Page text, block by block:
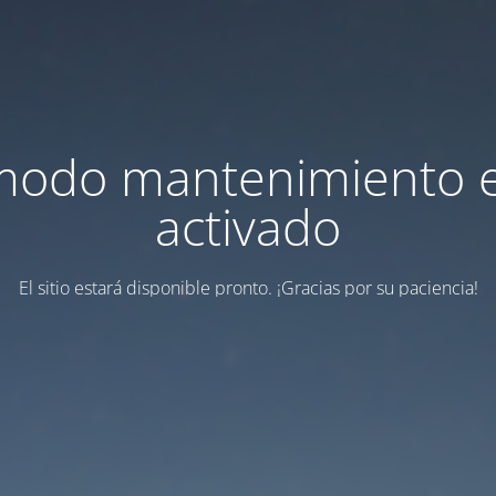
mantenimiento
activado
El sitio estará disponible pronto. ¡Gracias por su paciencia!